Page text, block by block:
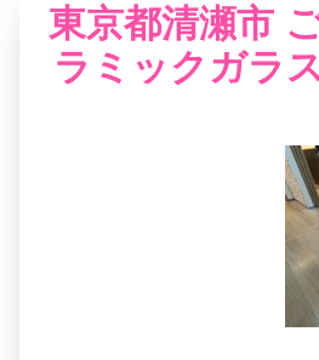
東京都清瀬市
ラミックガラ